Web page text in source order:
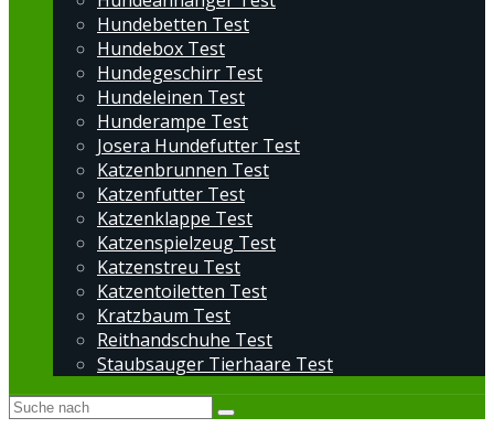
Hundebetten Test
Hundebox Test
Hundegeschirr Test
Hundeleinen Test
Hunderampe Test
Josera Hundefutter Test
Katzenbrunnen Test
Katzenfutter Test
Katzenklappe Test
Katzenspielzeug Test
Katzenstreu Test
Katzentoiletten Test
Kratzbaum Test
Reithandschuhe Test
Staubsauger Tierhaare Test